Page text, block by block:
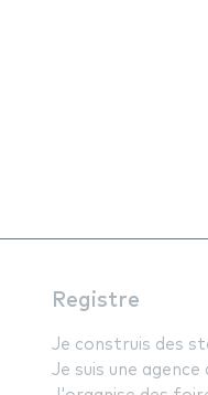
Registre
Je construis des
Je suis une